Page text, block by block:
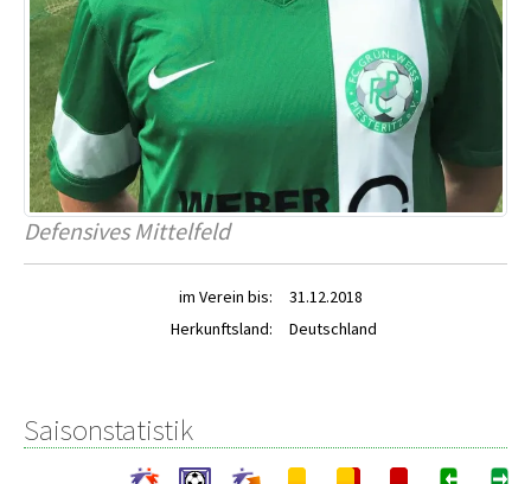
Defensives Mittelfeld
im Verein bis:
31.12.2018
Herkunftsland:
Deutschland
Saisonstatistik